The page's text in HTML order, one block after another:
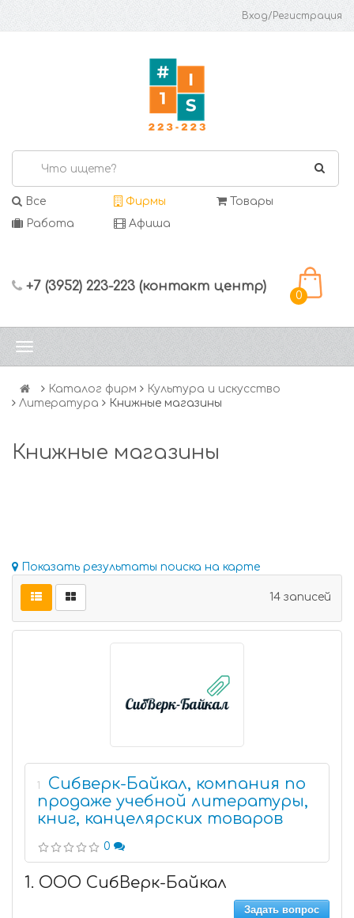
Вход/Регистрация
Все Фирмы
Товары
Работа
Афиша
+7 (3952) 223-223 (контакт центр)
0
Каталог фирм
Культура и искусство
Литература
Книжные магазины
Книжные магазины
Показать результаты поиска на карте
14 записей
1
Сибверк-Байкал, компания по
продаже учебной литературы,
книг, канцелярских товаров
0
1. ООО СибВерк-Байкал
Задать вопрос